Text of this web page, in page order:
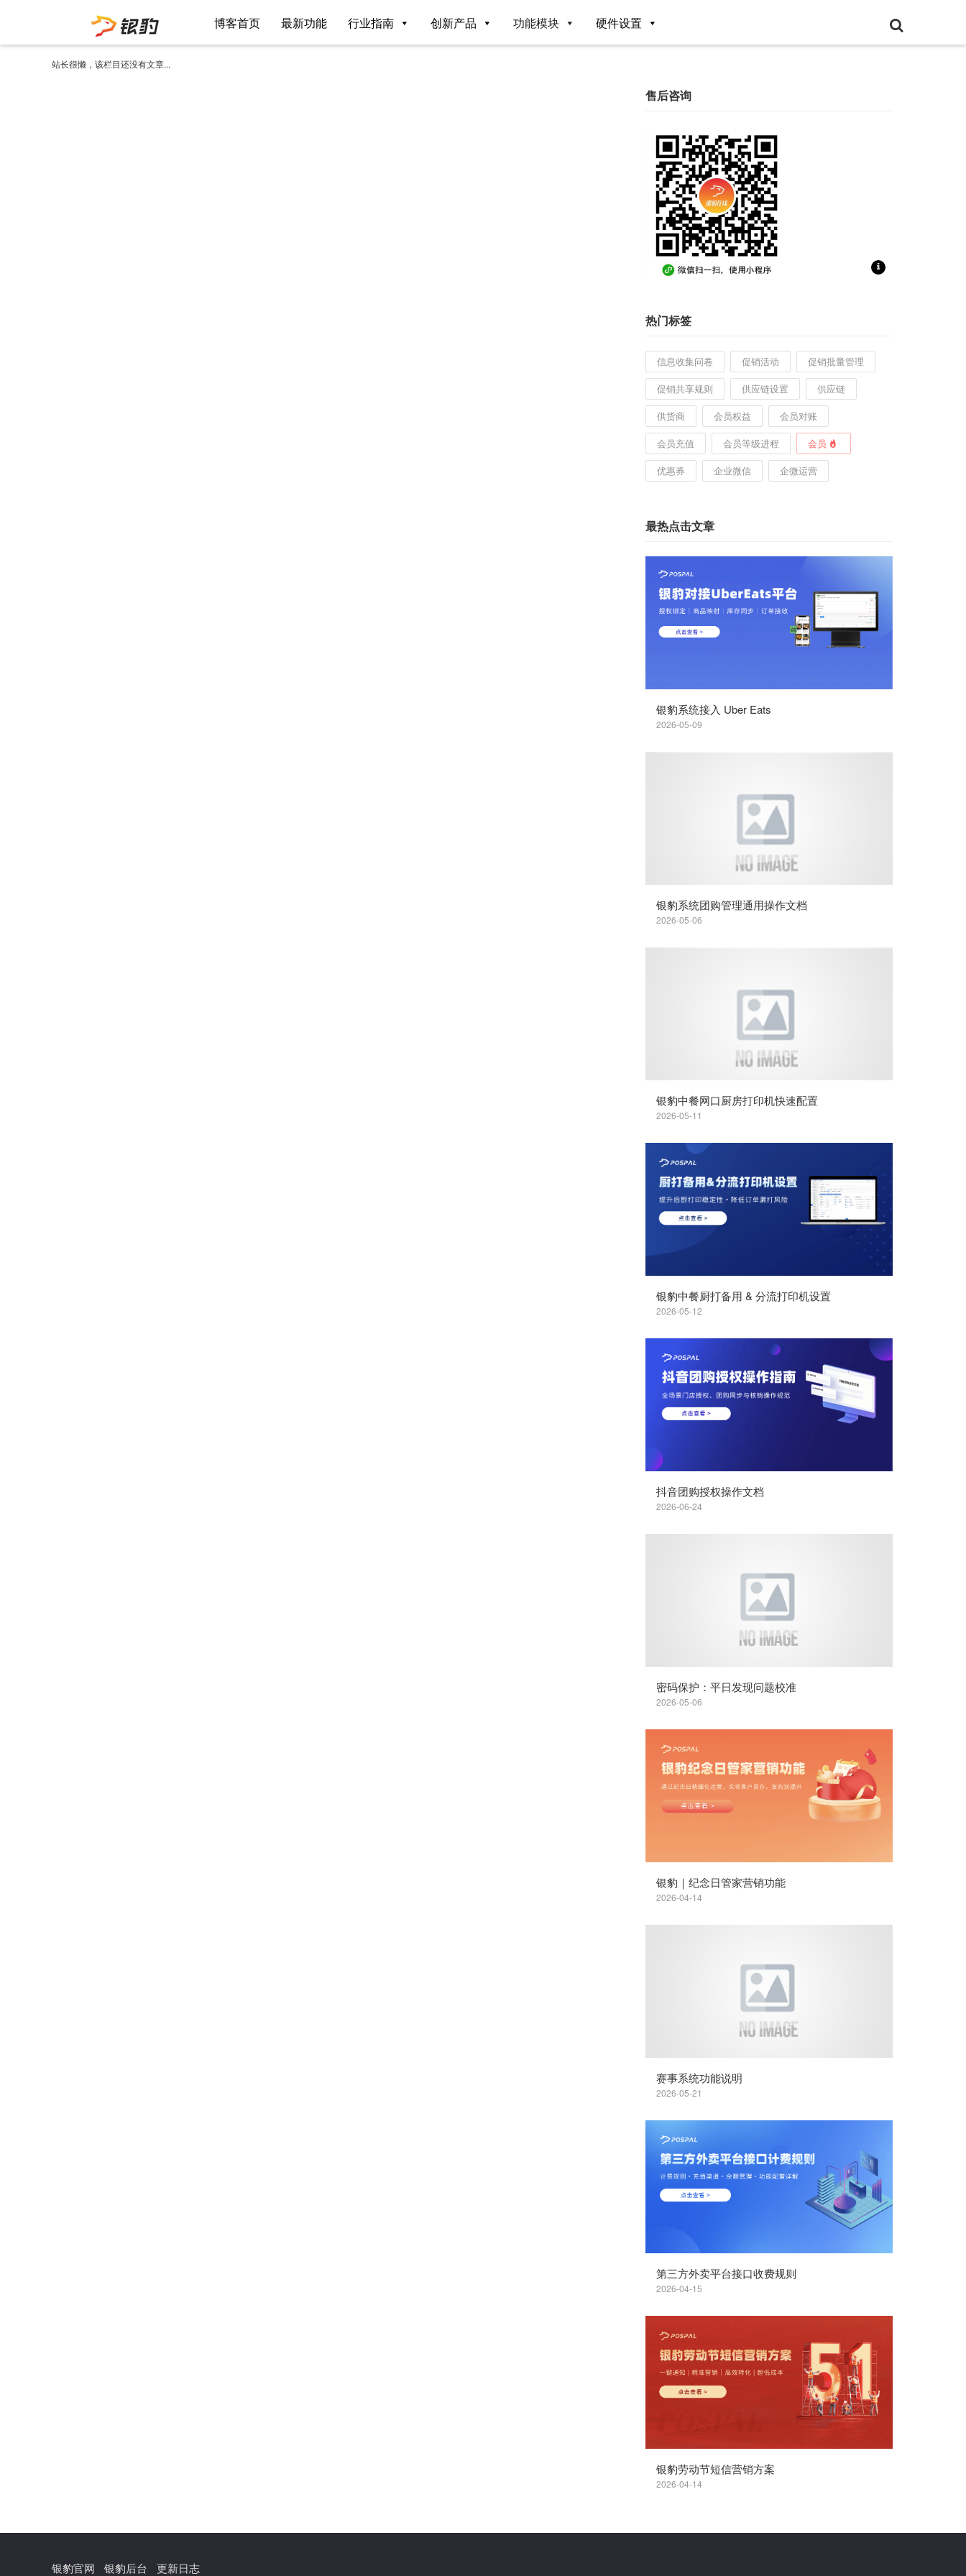
博客首页 最新功能 行业指南 创新产品 功能模块 硬件设置
站长很懒，该栏目还没有文章...
售后咨询
扫一扫联系售后咨询
热门标签
信息收集问卷 促销活动
促销批量管理
促销共享规则
供应链设置
供应链
供货商
会员权益
会员对账
会员充值
会员等级进程
会员
优惠券
企业微信 企微运营
最热点击文章
银豹系统接入 Uber Eats
2026-05-09
银豹系统团购管理通用操作文档
2026-05-06
银豹中餐网口厨房打印机快速配置
2026-05-11
银豹中餐厨打备用 & 分流打印机设置
2026-05-12
抖音团购授权操作文档
2026-06-24
密码保护：平日发现问题校准
2026-05-06
银豹｜纪念日管家营销功能
2026-04-14
赛事系统功能说明
2026-05-21
第三方外卖平台接口收费规则
2026-04-15
银豹劳动节短信营销方案
2026-04-14
银豹官网 银豹后台 更新日志